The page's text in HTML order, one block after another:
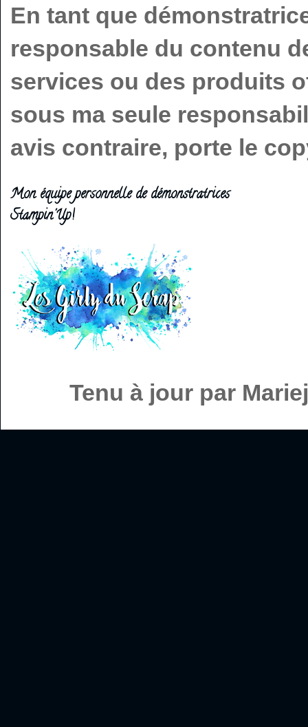
En tant que
responsable du contenu
services ou des produits
sous ma seule
avis contraire, porte le
Mon équipe personnelle de démonstratrices
Stampin'Up!
Tenu à jour par